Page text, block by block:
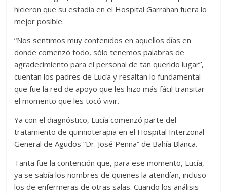
hicieron que su estadía en el Hospital Garrahan fuera lo
mejor posible.
“Nos sentimos muy contenidos en aquellos días en
donde comenzó todo, sólo tenemos palabras de
agradecimiento para el personal de tan querido lugar”,
cuentan los padres de Lucía y resaltan lo fundamental
que fue la red de apoyo que les hizo más fácil transitar
el momento que les tocó vivir.
Ya con el diagnóstico, Lucía comenzó parte del
tratamiento de quimioterapia en el Hospital Interzonal
General de Agudos “Dr. José Penna” de Bahía Blanca.
Tanta fue la contención que, para ese momento, Lucía,
ya se sabía los nombres de quienes la atendían, incluso
los de enfermeras de otras salas. Cuando los análisis